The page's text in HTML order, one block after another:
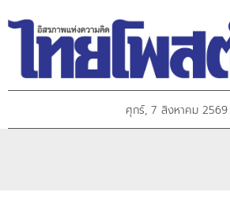
ศุกร์, 7 สิงหาคม 2569